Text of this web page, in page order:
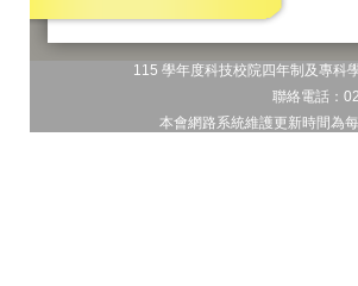
115 學年度科技校院四年制及專
聯絡電話
本會網路系統維護更新時間為